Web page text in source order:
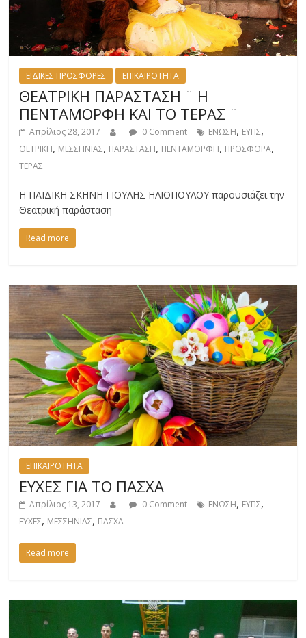
ΕΙΔΙΚΕΣ ΠΡΟΣΦΟΡΕΣ ΕΠΙΚΑΙΡΟΤΗΤΑ
ΘΕΑΤΡΙΚΗ ΠΑΡΑΣΤΑΣΗ ¨ Η
ΠΕΝΤΑΜΟΡΦΗ ΚΑΙ ΤΟ ΤΕΡΑΣ ¨
Απρίλιος 28, 2017 0 Comment ΕΝΩΣΗ, ΕΥΠΣ,
ΘΕΤΡΙΚΗ, ΜΕΣΣΗΝΙΑΣ, ΠΑΡΑΣΤΑΣΗ, ΠΕΝΤΑΜΟΡΦΗ, ΠΡΟΣΦΟΡΑ,
ΤΕΡΑΣ
Η ΠΑΙΔΙΚΗ ΣΚΗΝΗ ΓΙΟΥΛΗΣ ΗΛΙΟΠΟΥΛΟΥ παρουσιάζει την
Θεατρική παράσταση
Read more
ΕΠΙΚΑΙΡΟΤΗΤΑ
ΕΥΧΕΣ ΓΙΑ ΤΟ ΠΑΣΧΑ
Απρίλιος 13, 2017 0 Comment ΕΝΩΣΗ, ΕΥΠΣ,
ΕΥΧΕΣ, ΜΕΣΣΗΝΙΑΣ, ΠΑΣΧΑ
Read more